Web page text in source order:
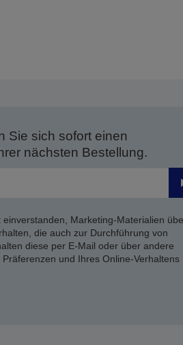
Sie sich sofort einen
nächsten Bestellung.
Marketing-Materialien
die auch zur Durchführung von
diese per E-Mail oder über andere
und Ihres Online-Verhaltens